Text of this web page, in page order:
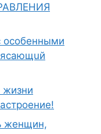
ocoбeнными
жизни
женщин,